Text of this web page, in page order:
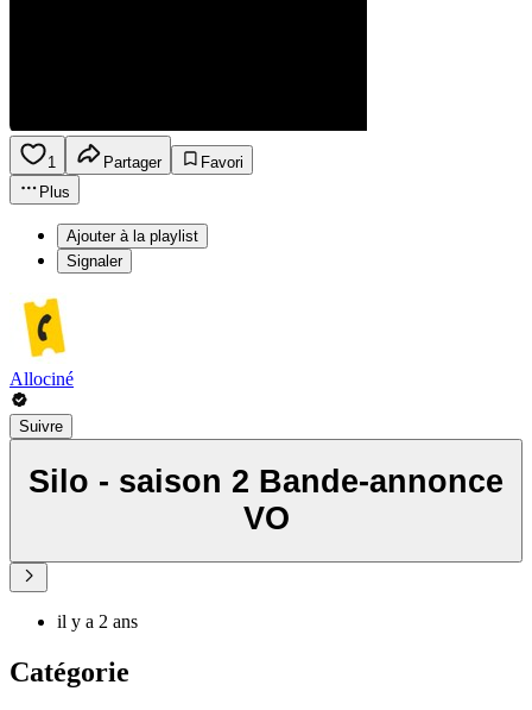
1 Partager
Favori
Plus
Ajouter à la playlist
Signaler
Allociné
Suivre
Silo - saison 2 Bande-annonce
VO
il y a 2 ans
Catégorie